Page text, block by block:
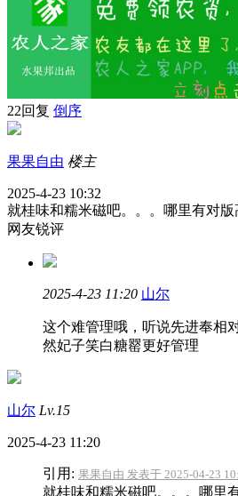
22回复 倒序
果果自由 楼主
2025-4-23 10:32
就桂味和糯米磁吧。。。哪里有对版
网友锐评
2025-4-23 11:20 山尔
这个难管理哦，听说先进奉相
然妃子笑白糖罂更好管理
山尔 Lv.15
2025-4-23 11:20
引用: 果果自由 发表于 2025-04-23
就桂味和糯米磁吧。。。哪里